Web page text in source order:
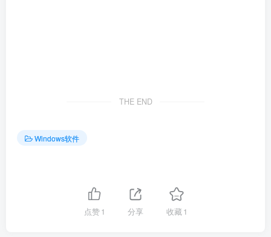
THE END
Windows软件
点赞1 分享 收藏 1